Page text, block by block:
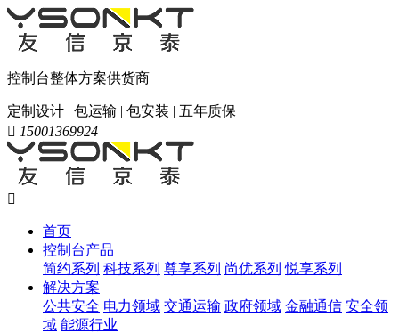
控制台整体方案供货商
定制设计 | 包运输 | 包安装 | 五年质保
 15001369924

首页
控制台产品
简约系列 科技系列 尊享系列 尚优系列 悦享系列
解决方案
公共安全 电力领域 交通运输 政府领域 金融通信 安全领
域 能源行业